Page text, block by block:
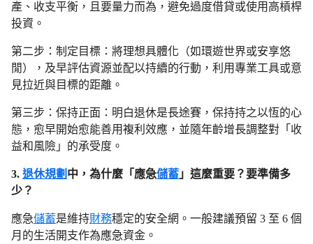
產、收支平衡，且要量力而為，避免過度借貸或使用高槓桿
投資。
第二步：制定目標：將理想具體化（如環遊世界或安享悠
閒），及早評估資源並配以持續的行動，利用專業工具或意
見拉近與目標的距離。
第三步：保持正面：明白退休是長途賽，保持持之以恆的心
態，愈早開始愈能善用複利效應，並隨年齡增長調整對「收
益和風險」的承受度。
3. 退休規劃 中，為什麼「應急儲蓄 」這麼重要？要準備多
少？
應急儲蓄是維持財務穩定的安全網。一般建議預留 3 至 6 個
月的生活開支作為應急資金。